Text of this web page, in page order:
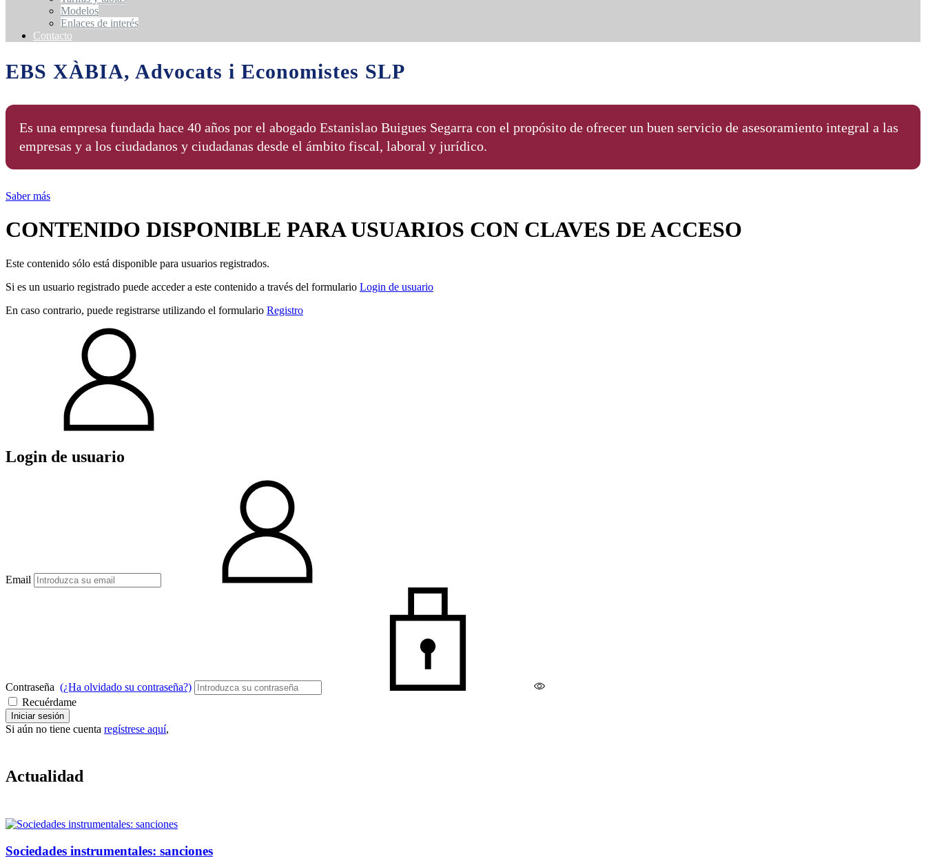
Modelos
Enlaces de interés
Contacto
EBS XÀBIA, Advocats i Economistes SLP
Es una empresa fundada hace 40 años por el abogado Estanislao Buigues Segarra con el propósito de ofrecer un buen servicio de asesoramiento integral a las
empresas y a los ciudadanos y ciudadanas desde el ámbito fiscal, laboral y jurídico.
Saber más
CONTENIDO DISPONIBLE PARA USUARIOS CON CLAVES DE ACCESO
Este contenido sólo está disponible para usuarios registrados.
Si es un usuario registrado puede acceder a este contenido a través del formulario Login de usuario
En caso contrario, puede registrarse utilizando el formulario Registro
Login de usuario
Email
Contraseña (¿Ha olvidado su contraseña?)
Recuérdame
Iniciar sesión
Si aún no tiene cuenta regístrese aquí,
Actualidad
Sociedades instrumentales: sanciones